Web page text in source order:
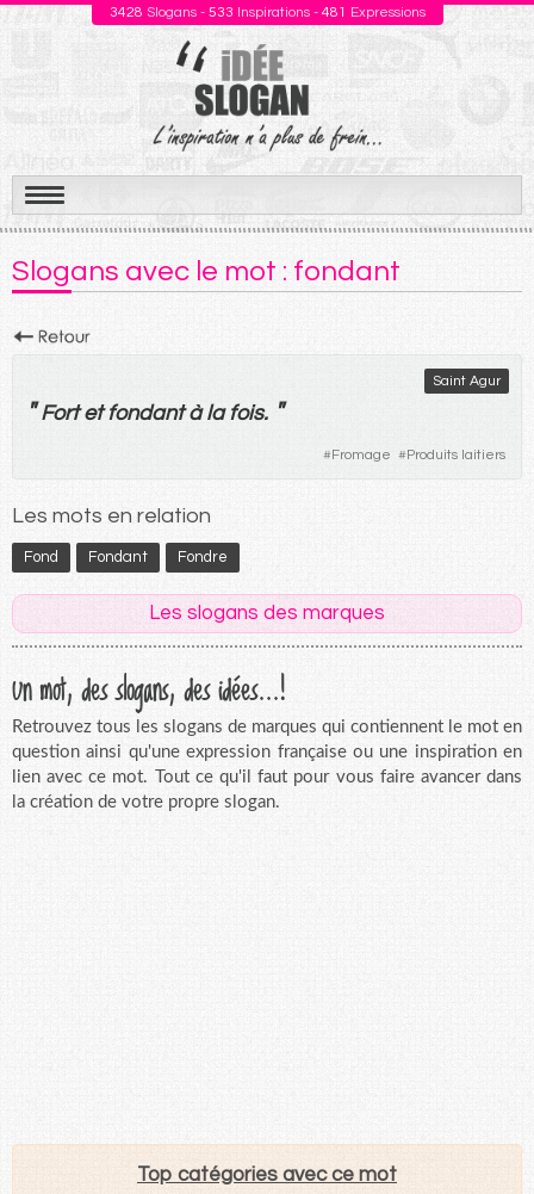
3428 Slogans - 533 Inspirations - 481 Expressions
Aller
au
contenu
Slogans avec le mot : fondant
Saint Agur
" Fort et fondant à la fois. "
#Fromage #Produits laitiers
Les mots en relation
Fond Fondant Fondre
Les slogans des marques
Un mot, des slogans, des idées...!
Retrouvez tous les slogans de marques qui contiennent le mot en
question ainsi qu'une expression française ou une inspiration en
lien avec ce mot. Tout ce qu'il faut pour vous faire avancer dans
la création de votre propre slogan.
Top catégories avec ce mot